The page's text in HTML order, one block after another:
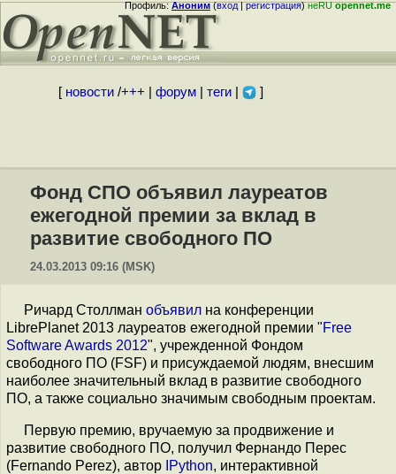
Профиль:Аноним(вход|регистрация)неRUopennet.me
[ новости/+++ форум| теги| ]
Фонд СПО объявил лауреатов
ежегодной премии за вклад в
развитие свободного ПО
24.03.2013 09:16 (MSK)
Ричард Столлман объявил на конференции
LibrePlanet 2013 лауреатов ежегодной премии "Free
Software Awards 2012", учрежденной Фондом
свободного ПО (FSF) и присуждаемой людям, внесшим
наиболее значительный вклад в развитие свободного
ПО, а также социально значимым свободным проектам.
Первую премию, вручаемую за продвижение и
развитие свободного ПО, получил Фернандо Переc
(Fernando Perez), автор IPython, интерактивной